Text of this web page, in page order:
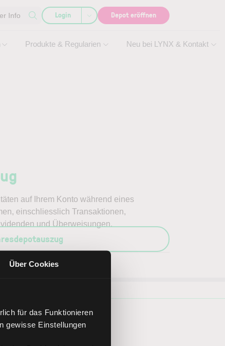
Über Cookies
für das Funktionieren
gewisse Einstellungen
Produkte & Regularien Neu bei LYNX & Kontakt
Info Login Depot eröffnen
auf Ihrem Konto während eines
einschliesslich Transaktionen,
und Überweisungen.